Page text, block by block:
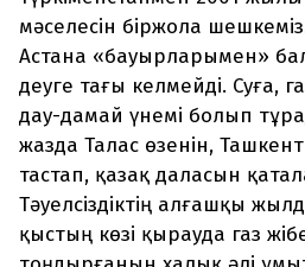
мәселесін біржола
Астана «бауырларымен»
деуге тағы келмейді. Суға,
дау-дамай үнемі болып
жазда Талас өзенін,
тастап, қазақ даласын
Тәуелсіздіктің алғашқы
қыстың көзі қырауда газ